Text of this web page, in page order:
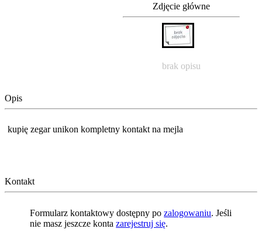
Zdjęcie główne
brak opisu
Opis
kupię zegar unikon kompletny kontakt na mejla
Kontakt
Formularz kontaktowy dostępny pozalogowaniu. Jeśli
nie masz jeszcze kontazarejestruj się.